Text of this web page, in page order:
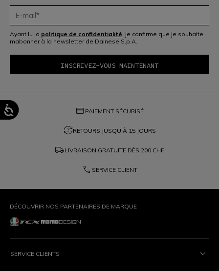
Ayant lu la politique de confidentialité, je confirme que je souhaite
mabonner à la newsletter de Dainese S.p.A.
credit_card PAIEMENT SÉCURISÉ
question_exchangeRETOURS JUSQU'À 15 JOURS
local_shipping LIVRAISON GRATUITE DÈS 200 CHF
phone SERVICE CLIENT
DÉCOUVRIR NOS PARTENAIRES DE MARQUE
SERVICE CLIENTS